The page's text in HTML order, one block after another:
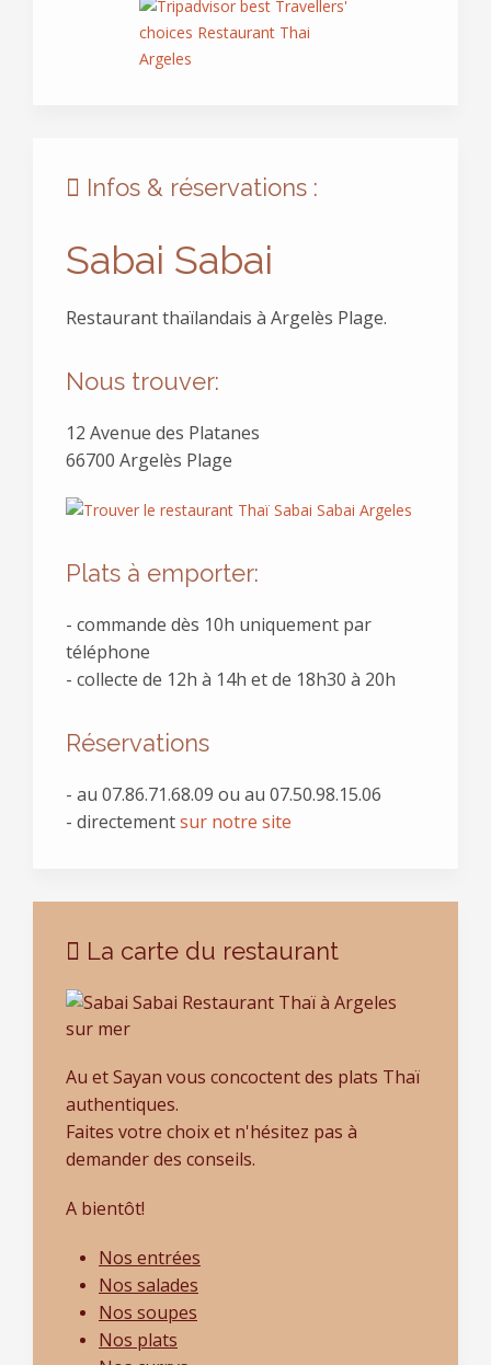
Infos & réservations :
Sabai Sabai
Restaurant thaïlandais à Argelès Plage.
Nous trouver:
12 Avenue des Platanes
66700 Argelès Plage
Plats à emporter:
- commande dès 10h uniquement par
téléphone
- collecte de 12h à 14h et de 18h30 à 20h
Réservations
- au 07.86.71.68.09 ou au 07.50.98.15.06
- directementsur notre site
La carte du restaurant
Au et Sayan vous concoctent des plats Thaï
authentiques.
Faites votre choix et n'hésitez pas à
demander des conseils.
A bientôt!
Nos entrées
Nos salades
Nos soupes
Nos plats